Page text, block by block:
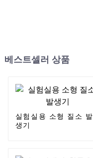
베스트셀러 상품
실험실용 소형 질소 발
생기